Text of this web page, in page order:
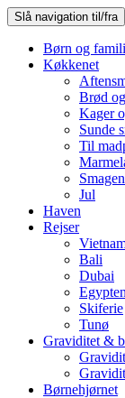
Slå navigation til/fra
Børn og
Køkkenet
Brød
Kager
Sunde
Til
Jul
Haven
Rejser
Bali
Dubai
Egypten
Skiferie
Tunø
Graviditet &
Børnehjørnet